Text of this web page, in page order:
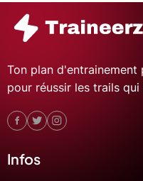
Ton plan d'entrainement
pour réussir les trails
Infos